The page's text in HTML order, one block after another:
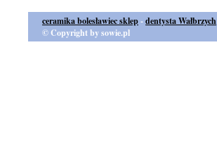
ceramika bolesławiec sklep-dentysta Wałbrzych
© Copyright by sowie.pl